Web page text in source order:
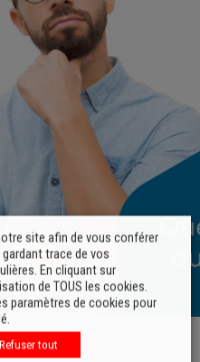
site afin de vous conférer
trace de vos
En cliquant sur
de TOUS les cookies.
paramètres de cookies pour
Refuser tout